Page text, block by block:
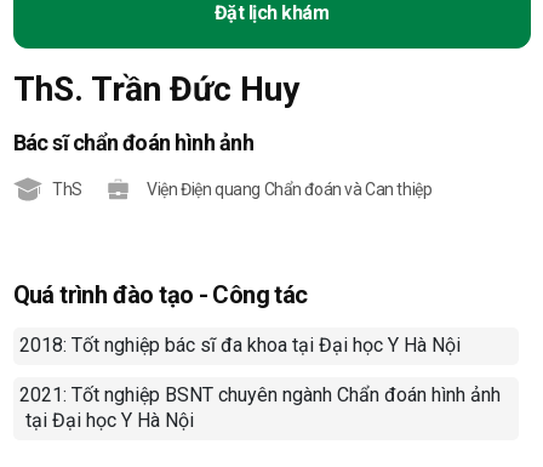
Đặt lịch khám
ThS. Trần Đức Huy
Bác sĩ chẩn đoán hình ảnh
ThS Viện Điện quang Chẩn đoán và Can thiệp
Quá trình đào tạo - Công tác
2018: Tốt nghiệp bác sĩ đa khoa tại Đại học Y Hà Nội
2021: Tốt nghiệp BSNT chuyên ngành Chẩn đoán hình ảnh
tại Đại học Y Hà Nội